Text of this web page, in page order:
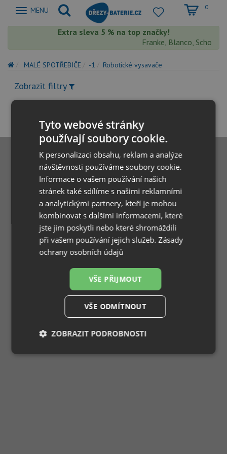
Zobrazit
MENU 0
Extra sleva 5 % na top značky!
Franke, Blanco,
MALÉ SPOTŘEBIČE -1 Robotické vysavače
Zobrazit filtry
Tyto webové stránky
používají soubory cookie.
K personalizaci obsahu, reklam a analýze
návštěvnosti používáme soubory cookie.
Informace o vašem používání našich
stránek také sdílíme s našimi reklamními
a analytickými partnery, kteří je mohou
kombinovat s dalšími informacemi, které
jste jim poskytli nebo které shromáždili
při vašem používání jejich služeb.Zásady
ochrany osobních údajů
VŠE PŘIJMOUT
VŠE ODMÍTNOUT
ZOBRAZIT PODROBNOSTI
Nezbytně
Výkonové
Soubory